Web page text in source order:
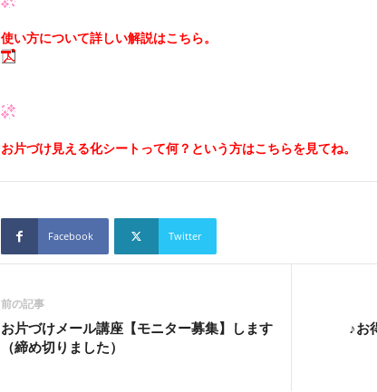
使い方について詳しい解説はこちら。
お片づけ見える化シートって何？という方はこちらを見てね。
Facebook Twitter
前の記事
お片づけメール講座【モニター募集】します
（締め切りました）
♪お